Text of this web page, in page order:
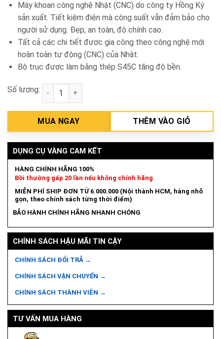
Máy khoan công nghệ Nhật (CNC) do công ty Hồng Ký
sản xuất. Tiết kiệm điện mà công suất vẫn đảm bảo cho
người sử dụng. Đẹp, an toàn, độ chính cao.
Tất cả các chi tiết được gia công theo công nghệ mới
hoàn toàn tự động (CNC) của Nhật.
Bộ trục được làm bằng thép S45C tăng độ bền.
Số lượng: Máy khoan bàn 1m Hồng Ký HK-KC10 số lượng
MUA NGAY THÊM VÀO GIỎ
DỤNG CỤ VÀNG CAM KẾT
HÀNG CHÍNH HÃNG 100%
Bồi thường gấp 20 lần nếu không chính hãng
MIỄN PHÍ SHIP ĐƠN TỪ 6.000.000 (Nội thành HCM, hàng nhỏ
gọn, theo chính sách từng thời điểm)
BẢO HÀNH CHÍNH HÃNG NHANH CHÓNG
CHÍNH SÁCH HẬU MÃI TIN CẬY
CHÍNH SÁCH ĐỔI TRẢ →
CHÍNH SÁCH VẬN CHUYỂN →
CHÍNH SÁCH THÀNH VIÊN →
TƯ VẤN MUA HÀNG